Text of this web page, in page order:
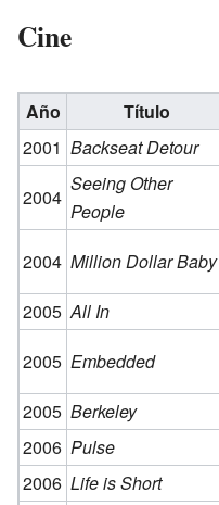
Cine
Año Título
2001 Backseat Detour
2004
Seeing Other
People
2004 Million Dollar Baby
2005 All In
2005 Embedded
2005 Berkeley
2006 Pulse
2006 Life is Short